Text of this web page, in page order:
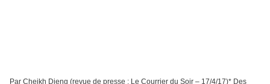
Par Cheikh Dieng (revue de presse : Le Courrier du Soir – 17/4/17)* Des